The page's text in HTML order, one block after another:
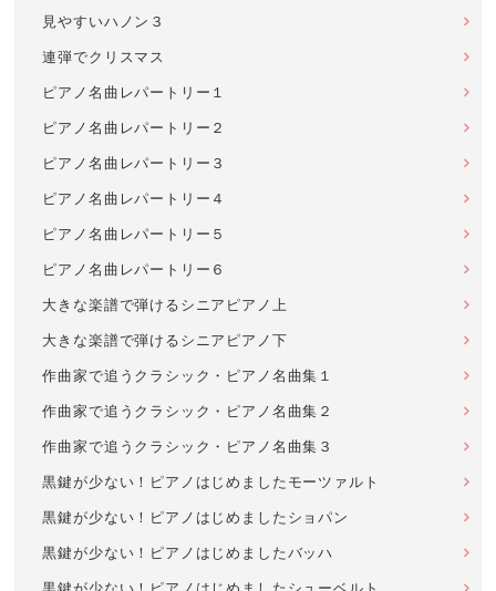
見やすいハノン３
連弾でクリスマス
ピアノ名曲レパートリー１
ピアノ名曲レパートリー２
ピアノ名曲レパートリー３
ピアノ名曲レパートリー４
ピアノ名曲レパートリー５
ピアノ名曲レパートリー６
大きな楽譜で弾けるシニアピアノ上
大きな楽譜で弾けるシニアピアノ下
作曲家で追うクラシック・ピアノ名曲集１
作曲家で追うクラシック・ピアノ名曲集２
作曲家で追うクラシック・ピアノ名曲集３
黒鍵が少ない！ピアノはじめましたモーツァルト
黒鍵が少ない！ピアノはじめましたショパン
黒鍵が少ない！ピアノはじめましたバッハ